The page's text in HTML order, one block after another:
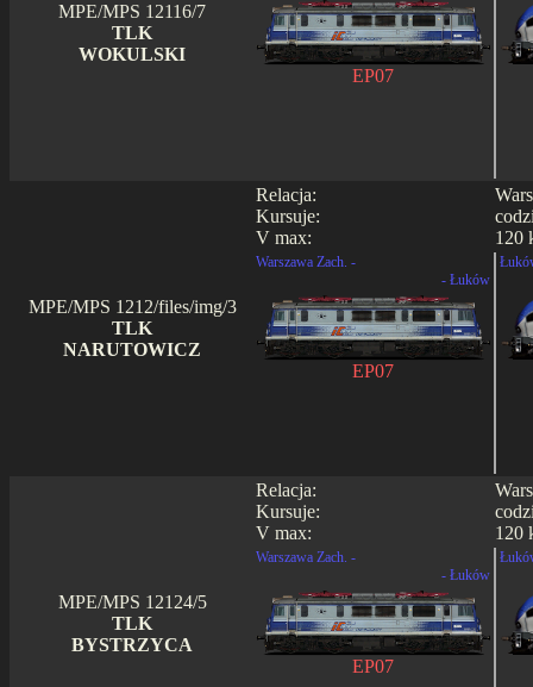
MPE/MPS 12116/7
TLK
WOKULSKI
EP07
Relacja:
Kursuje:
V max:
120
MPE/MPS 1212/files/img/3
TLK
NARUTOWICZ
Warszawa Zach. -
- Łuków
EP07
Relacja:
Kursuje:
V max:
120
MPE/MPS 12124/5
TLK
BYSTRZYCA
Warszawa Zach. -
- Łuków
EP07